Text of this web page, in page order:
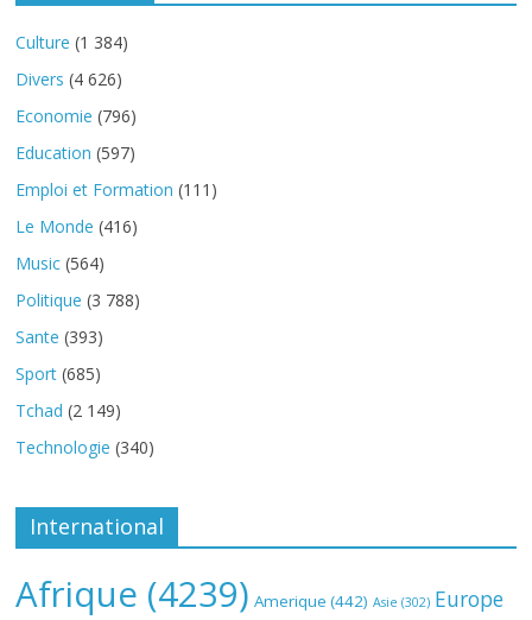
Culture (1 384)
Divers (4 626)
Economie (796)
Education (597)
Emploi et Formation (111)
Le Monde (416)
Music (564)
Politique (3 788)
Sante (393)
Sport (685)
Tchad (2 149)
Technologie (340)
International
Afrique (4239) Amerique (442) Asie (302) Europe